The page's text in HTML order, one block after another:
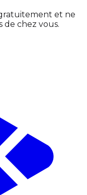
et ne
chez vous.